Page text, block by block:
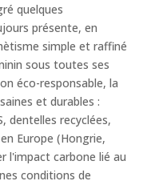
quelques
présente, en
simple et raffiné
sous toutes ses
éco-responsable, la
et durables :
dentelles recyclées,
Europe (Hongrie,
l'impact carbone lié au
conditions de